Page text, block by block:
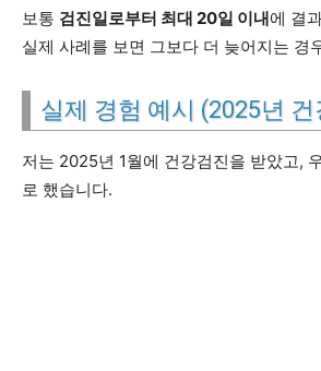
보통 검진일로부터 최대 20일 이내에 결
실제 사례를 보면 그보다 더 늦어지는 경
실제 경험 예시 (2025년
저는 2025년 1월에 건강검진을 받았고,
로 했습니다.